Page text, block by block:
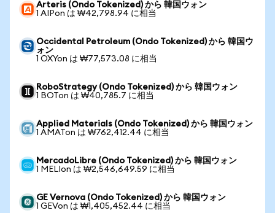
Arteris (Ondo Tokenized) から 韓国ウォン
1 AIPon は ₩42,798.94 に相当
Occidental Petroleum (Ondo Tokenized) から 韓国ウ
ォン
1 OXYon は ₩77,573.08 に相当
RoboStrategy (Ondo Tokenized) から 韓国ウォン
1 BOTon は ₩40,785.7 に相当
Applied Materials (Ondo Tokenized) から 韓国ウォン
1 AMATon は ₩762,412.44 に相当
MercadoLibre (Ondo Tokenized) から 韓国ウォン
1 MELIon は ₩2,546,649.59 に相当
GE Vernova (Ondo Tokenized) から 韓国ウォン
1 GEVon は ₩1,405,452.44 に相当